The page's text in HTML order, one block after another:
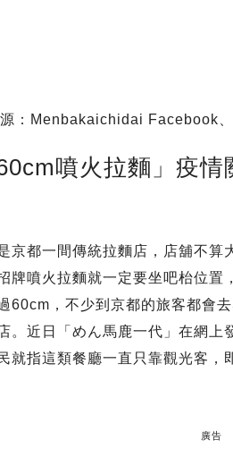
：Menbakaichidai Facebook
噴火拉麵」疫
京都一間傳統拉麵店，店舖不
牌噴火拉麵就一定要坐吧枱位
60cm，不少到京都的旅客都會
。近日「めん馬鹿一代」在網
就指這類餐廳一直只靠觀光客
廣告